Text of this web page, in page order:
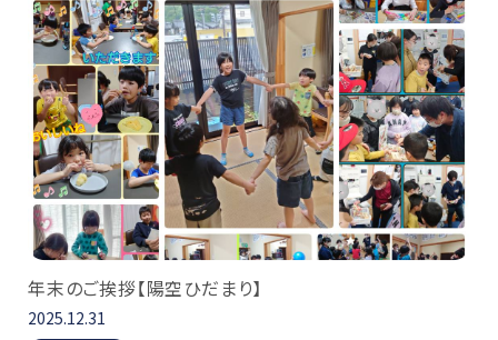
年末のご挨拶【陽空ひだまり】
2025.12.31